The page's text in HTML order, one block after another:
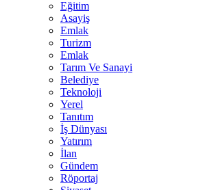
Eğitim
Asayiş
Emlak
Turizm
Emlak
Tarım Ve Sanayi
Belediye
Teknoloji
Yerel
Tanıtım
İş Dünyası
Yatırım
İlan
Gündem
Röportaj